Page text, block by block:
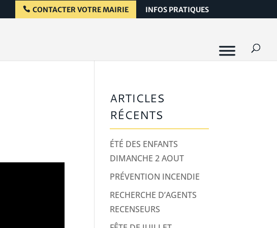
CONTACTER VOTRE MAIRIE INFOS PRATIQUES
ARTICLES
RÉCENTS
ÉTÉ DES ENFANTS
DIMANCHE 2 AOUT
PRÉVENTION INCENDIE
RECHERCHE D’AGENTS
RECENSEURS